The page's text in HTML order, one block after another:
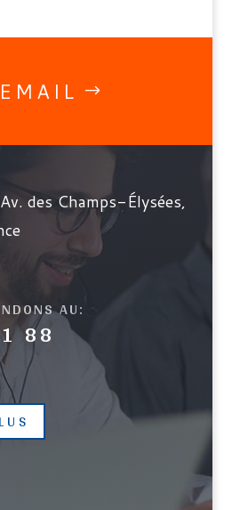
EMAIL
des Champs-Élysées,
AU:
88